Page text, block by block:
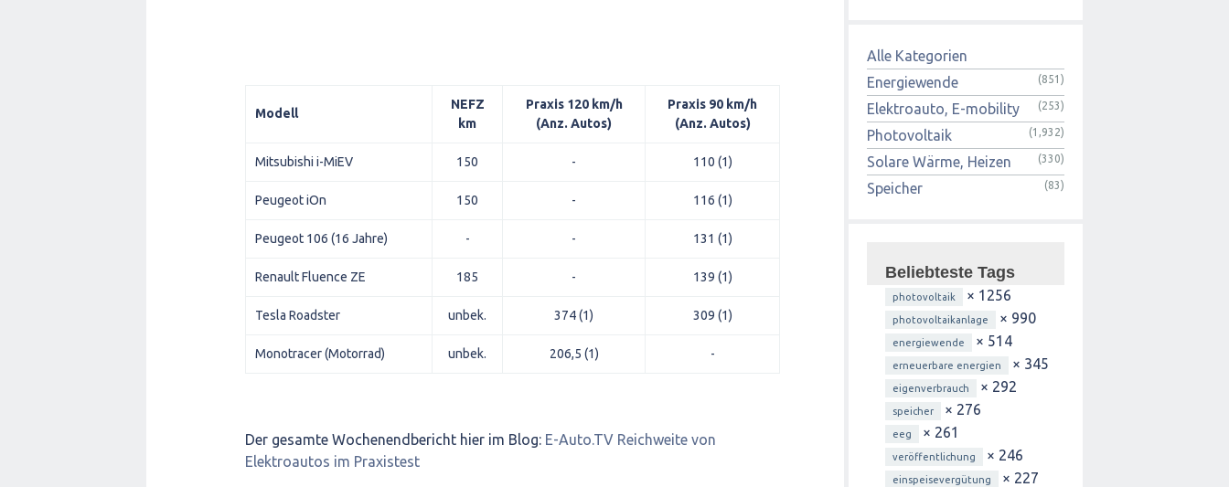
Modell
NEFZ
km
Praxis 120 km/h
(Anz. Autos)
Praxis 90 km/h
(Anz. Autos)
Mitsubishi i-MiEV 150 - 110 (1)
Peugeot iOn 150 - 116 (1)
Peugeot 106 (16 Jahre) - - 131 (1)
Renault Fluence ZE 185 - 139 (1)
Tesla Roadster unbek. 374 (1) 309 (1)
Monotracer (Motorrad) unbek. 206,5 (1) -
Der gesamte Wochenendbericht hier im Blog: E-Auto.TV Reichweite von
Elektroautos im Praxistest
Alle Kategorien
Energiewende
(851)
Elektroauto, E-mobility (253)
Photovoltaik (1,932)
Solare Wärme, Heizen (330)
Speicher (83)
Beliebteste Tags
photovoltaik × 1256
photovoltaikanlage × 990
energiewende × 514
erneuerbare energien × 345
eigenverbrauch × 292
speicher × 276
eeg × 261
veröffentlichung × 246
einspeisevergütung × 227